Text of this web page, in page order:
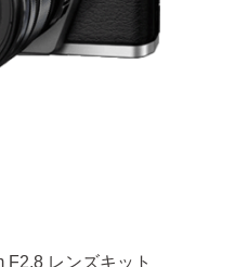
F2.8 レンズキット